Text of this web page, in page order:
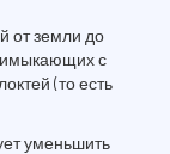
от земли до
с
(то есть
уменьшить